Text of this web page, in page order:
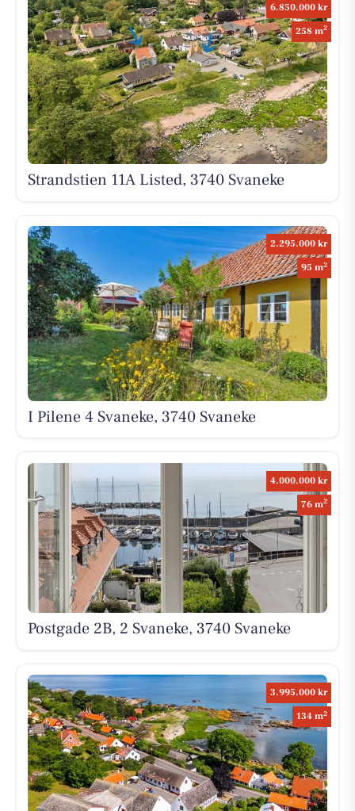
6.850.000 kr
258 m2
Strandstien 11A Listed, 3740 Svaneke
2.295.000 kr
95 m2
I Pilene 4 Svaneke, 3740 Svaneke
4.000.000 kr
76 m2
Postgade 2B, 2 Svaneke, 3740 Svaneke
3.995.000 kr
134 m2